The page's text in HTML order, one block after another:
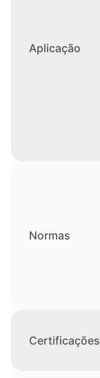
Aplicação
Normas
Certificações